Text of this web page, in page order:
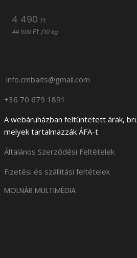
4 490 Ft
44 900Ft /10 kg
info.cmbaits@gmail.com
+36 70 679 1891
A webáruházban feltüntetett árak,
melyek tartalmazzák ÁFA-t
Általános Szerződési Feltételek
Fizetési és szállítási feltételek
MOLNÁR MULTIMÉDIA